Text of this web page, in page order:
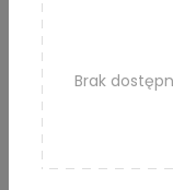
Informacje i
Opinie
Artykuły
Brak